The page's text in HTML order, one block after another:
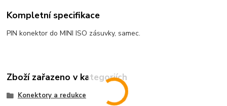
Kompletní specifikace
PIN konektor do MINI ISO zásuvky, samec.
Zboží zařazeno v kategoriích
Konektory a redukce